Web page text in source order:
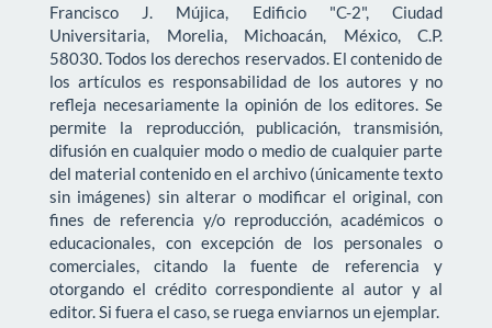
Francisco J. Mújica, Edificio "C-2", Ciudad
Universitaria, Morelia, Michoacán, México, C.P.
58030. Todos los derechos reservados. El contenido de
los artículos es responsabilidad de los autores y no
refleja necesariamente la opinión de los editores. Se
permite la reproducción, publicación, transmisión,
difusión en cualquier modo o medio de cualquier parte
del material contenido en el archivo (únicamente texto
sin imágenes) sin alterar o modificar el original, con
fines de referencia y/o reproducción, académicos o
educacionales, con excepción de los personales o
comerciales, citando la fuente de referencia y
otorgando el crédito correspondiente al autor y al
editor. Si fuera el caso, se ruega enviarnos un ejemplar.